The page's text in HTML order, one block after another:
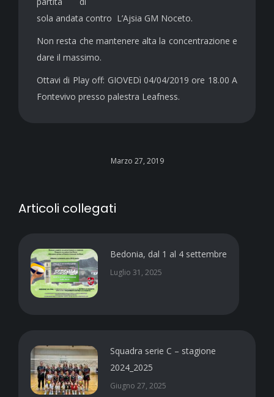
sola andata contro L’Ajsia GM Noceto.
Non resta che mantenere alta la concentrazione e
dare il massimo.
Ottavi di Play off: GIOVEDì 04/04/2019 ore 18.00 A
Fontevivo presso palestra Leafness.
Marzo 27, 2019
Articoli collegati
Bedonia, dal 1 al 4 settembre
Luglio 31, 2025
Squadra serie C – stagione
2024_2025
Giugno 27, 2025